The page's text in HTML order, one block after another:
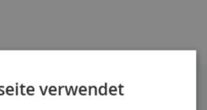
verwendet